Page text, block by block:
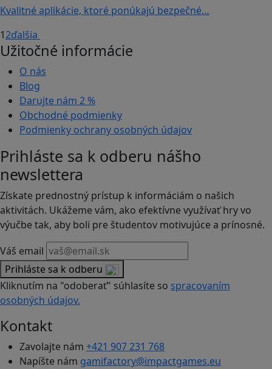
Kvalitné aplikácie, ktoré ponúkajú bezpečné…
12ďalšia
Užitočné informácie
O nás
Blog
Darujte nám 2 %
Obchodné podmienky
Podmienky ochrany osobných údajov
Prihláste sa k odberu nášho
newslettera
Získate prednostný prístup k informáciám o našich
aktivitách. Ukážeme vám, ako efektívne využívať hry vo
výučbe tak, aby boli pre študentov motivujúce a prínosné.
Váš email
Prihláste sa k odberu
Kliknutím na "odoberať" súhlasíte so spracovaním
osobných údajov.
Kontakt
Zavolajte nám +421 907 231 768
Napíšte nám gamifactory@impactgames.eu